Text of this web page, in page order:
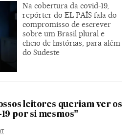
Na cobertura da covid-19,
repórter do EL PAÍS fala do
compromisso de escrever
sobre um Brasil plural e
cheio de histórias, para além
do Sudeste
leitores queriam ver os
por si mesmos”